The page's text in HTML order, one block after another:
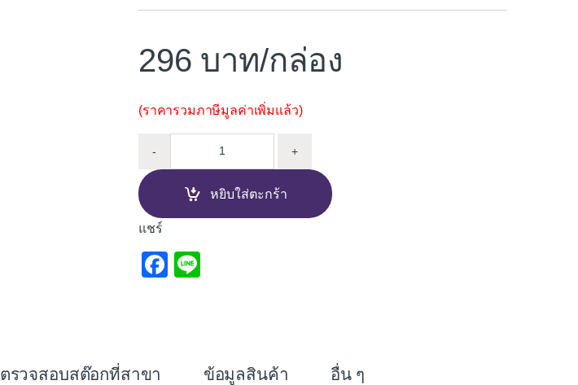
296 /กล่อง
(ราคารวมภาษีมูลค่าเพิ่มแล้ว)
- +
หยิบใส่ตะกร้า
แชร์
F
ตรวจสอบสต๊อกที่สาขา ข้อมูลสินค้า อื่น ๆ